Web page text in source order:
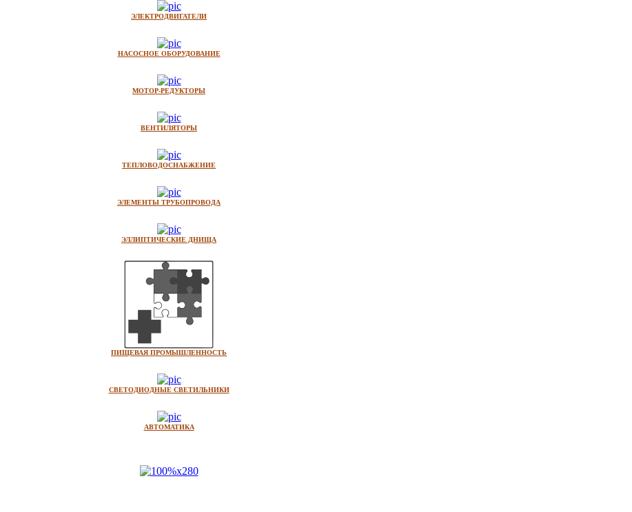
ЭЛЕКТРОДВИГАТЕЛИ
НАСОСНОЕ ОБОРУДОВАНИЕ
МОТОР-РЕДУКТОРЫ
ВЕНТИЛЯТОРЫ
ТЕПЛОВОДОСНАБЖЕНИЕ
ЭЛЕМЕНТЫ ТРУБОПРОВОДА
ЭЛЛИПТИЧЕСКИЕ ДНИЩА
ПИЩЕВАЯ ПРОМЫШЛЕННОСТЬ
СВЕТОДИОДНЫЕ СВЕТИЛЬНИКИ
АВТОМАТИКА